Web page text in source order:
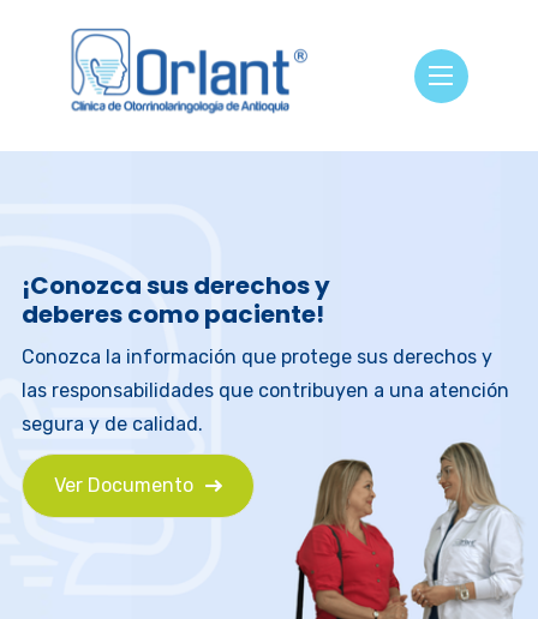
¡Conozca sus derechos y
deberes como paciente!
Conozca la información que protege sus derechos y
las responsabilidades que contribuyen a una atención
segura y de calidad.
Ver Documento